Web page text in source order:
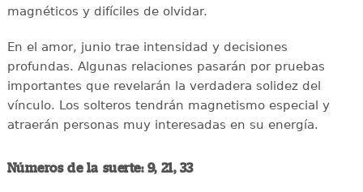
magnéticos y difíciles de olvidar.
En el amor, junio trae intensidad y decisiones
profundas. Algunas relaciones pasarán por pruebas
importantes que revelarán la verdadera solidez del
vínculo. Los solteros tendrán magnetismo especial y
atraerán personas muy interesadas en su energía.
Números de la suerte: 9, 21, 33